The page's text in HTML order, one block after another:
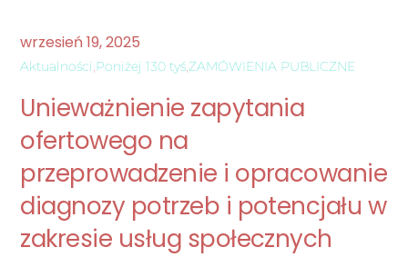
wrzesień 19,2025
Aktualności,Poniżej 130 tyś,ZAMÓWIENIA PUBLICZNE
Unieważnienie zapytania
ofertowego na
przeprowadzenie i opracowanie
diagnozy potrzeb i potencjału w
zakresie usług społecznych